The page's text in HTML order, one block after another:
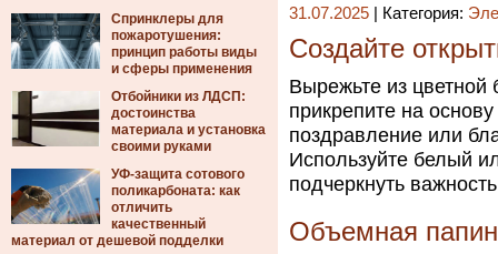
Спринклеры для
пожаротушения:
принцип работы виды
и сферы применения
Отбойники из ЛДСП:
достоинства
материала и установка
своими руками
УФ-защита сотового
поликарбоната: как
отличить
качественный
материал от дешевой подделки
31.07.2025 | Категория:
Создайте
Вырежьте из цветной
прикрепите на
поздравление или
Используйте белый
подчеркнуть
Объемная